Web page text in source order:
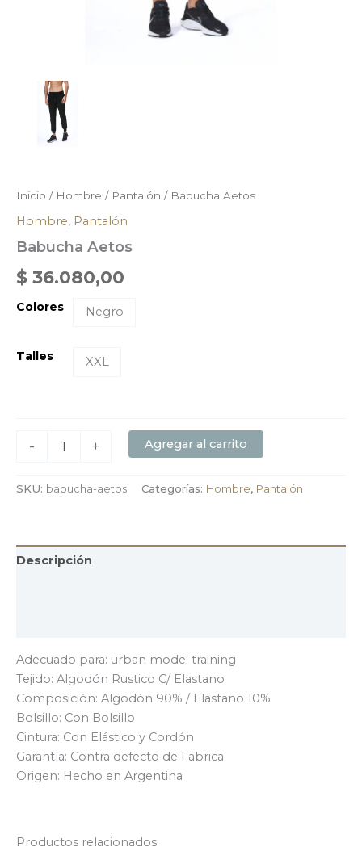
Inicio / Hombre / Pantalón / Babucha Aetos
Hombre, Pantalón
Babucha Aetos
$ 36.080,00
Colores Negro
Talles XXL
- + Agregar al carrito
SKU: babucha-aetos Categorías: Hombre, Pantalón
Descripción
Adecuado para: urban mode; training
Tejido: Algodón Rustico C/ Elastano
Composición: Algodón 90% / Elastano 10%
Bolsillo: Con Bolsillo
Cintura: Con Elástico y Cordón
Garantía: Contra defecto de Fabrica
Origen: Hecho en Argentina
Productos relacionados